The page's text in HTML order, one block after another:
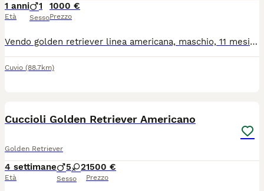
1 anni
Età
1
Sesso
1000 €
Prezzo
Vendo golden retriever linea americana, maschio, 11 mesi. Microchip, vaccini, pedigree, trattamento parassiti.
Cuvio (88.7km)
Cuccioli Golden Retriever Americano
Golden Retriever
4 settimane
Età
5 2
Sesso
1500 €
Prezzo